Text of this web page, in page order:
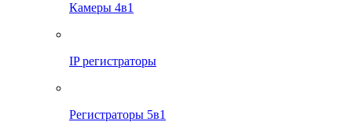
Камеры 4в1
IP регистраторы
Регистраторы 5в1